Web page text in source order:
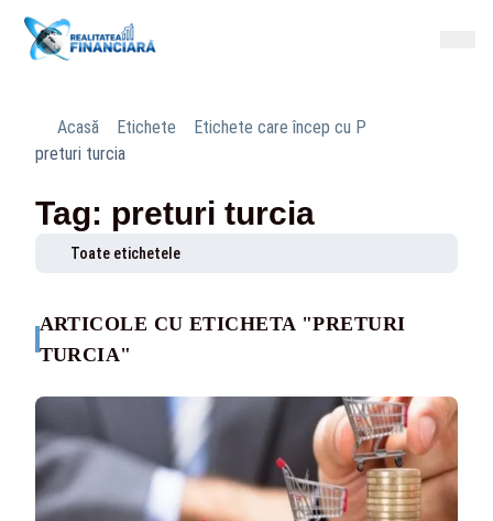
Acasă Etichete
Etichete care încep cu P
preturi turcia
Tag: preturi turcia
Toate etichetele
ARTICOLE CU ETICHETA "PRETURI
TURCIA"